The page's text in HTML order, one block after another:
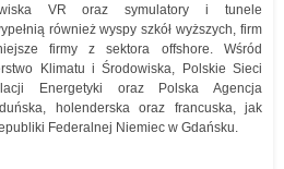
VR oraz symulatory i tunele
również wyspy szkół wyższych, firm
firmy z sektora offshore. Wśród
Klimatu i Środowiska, Polskie Sieci
Energetyki oraz Polska Agencja
holenderska oraz francuska, jak
Federalnej Niemiec w Gdańsku.